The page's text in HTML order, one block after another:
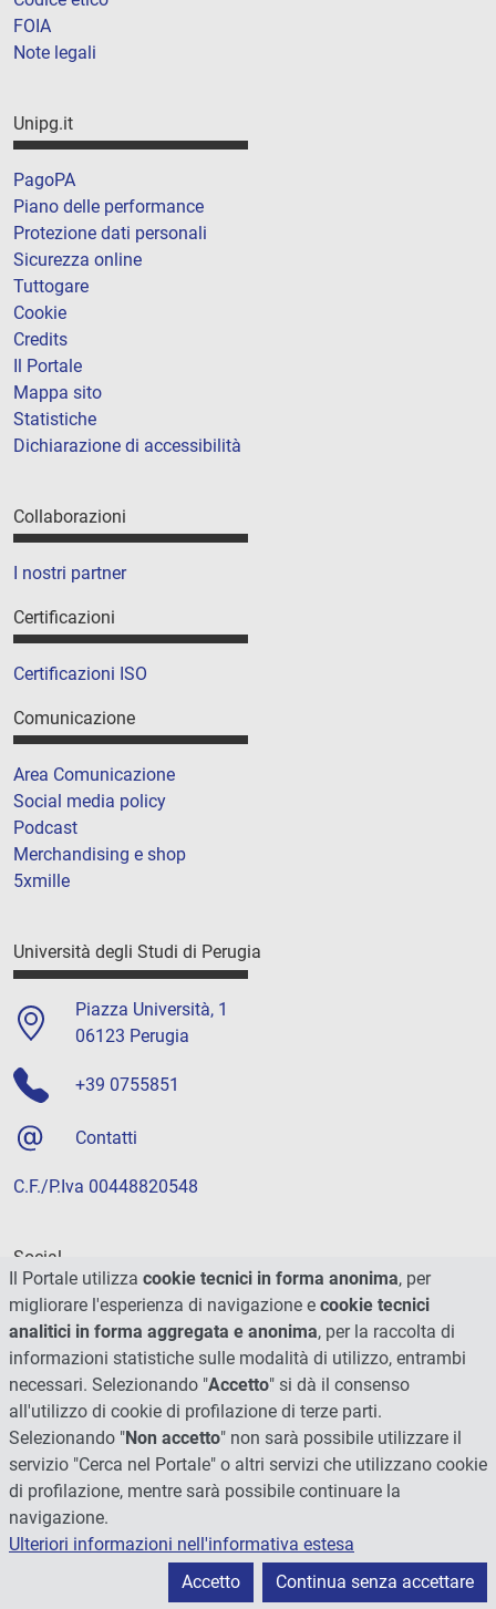
FOIA
Note legali
Unipg.it
PagoPA
Piano delle performance
Protezione dati personali
Sicurezza online
Tuttogare
Cookie
Credits
Il Portale
Mappa sito
Statistiche
Dichiarazione di accessibilità
Collaborazioni
I nostri partner
Certificazioni
Certificazioni ISO
Comunicazione
Area Comunicazione
Social media policy
Podcast
Merchandising e shop
5xmille
Università degli Studi di Perugia
Piazza Università, 1
06123 Perugia
+39 0755851
Contatti
C.F./P.Iva 00448820548
Social
© 2026 - Università degli Studi di Perugia
Il Portale utilizza cookie tecnici in forma anonima, per
migliorare l'esperienza di navigazione e cookie tecnici
analitici in forma aggregata e anonima, per la raccolta di
informazioni statistiche sulle modalità di utilizzo, entrambi
necessari. Selezionando "Accetto" si dà il consenso
all'utilizzo di cookie di profilazione di terze parti.
Selezionando "Non accetto" non sarà possibile utilizzare il
servizio "Cerca nel Portale" o altri servizi che utilizzano cookie
di profilazione, mentre sarà possibile continuare la
navigazione.
Ulteriori informazioni nell'informativa estesa
Accetto
Continua senza accettare